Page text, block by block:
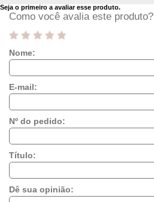
Seja o primeiro a avaliar esse produto.
Como você avalia este produto?
Nome:
E-mail:
Nº do pedido:
Título:
Dê sua opinião: